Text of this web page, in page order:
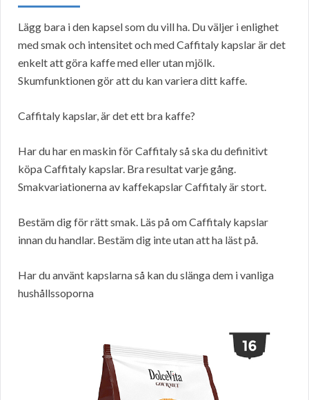
Lägg bara i den kapsel som du vill ha. Du väljer i enlighet
med smak och intensitet och med Caffitaly kapslar är det
enkelt att göra kaffe med eller utan mjölk.
Skumfunktionen gör att du kan variera ditt kaffe.
Caffitaly kapslar, är det ett bra kaffe?
Har du har en maskin för Caffitaly så ska du definitivt
köpa Caffitaly kapslar. Bra resultat varje gång.
Smakvariationerna av kaffekapslar Caffitaly är stort.
Bestäm dig för rätt smak. Läs på om Caffitaly kapslar
innan du handlar. Bestäm dig inte utan att ha läst på.
Har du använt kapslarna så kan du slänga dem i vanliga
hushållssoporna